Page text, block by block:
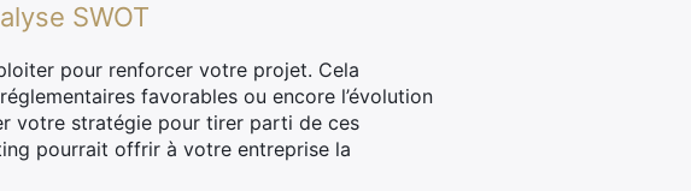
SWOT
pour renforcer votre projet. Cela
favorables ou encore l’évolution
votre stratégie pour tirer parti de ces
pourrait offrir à votre entreprise la